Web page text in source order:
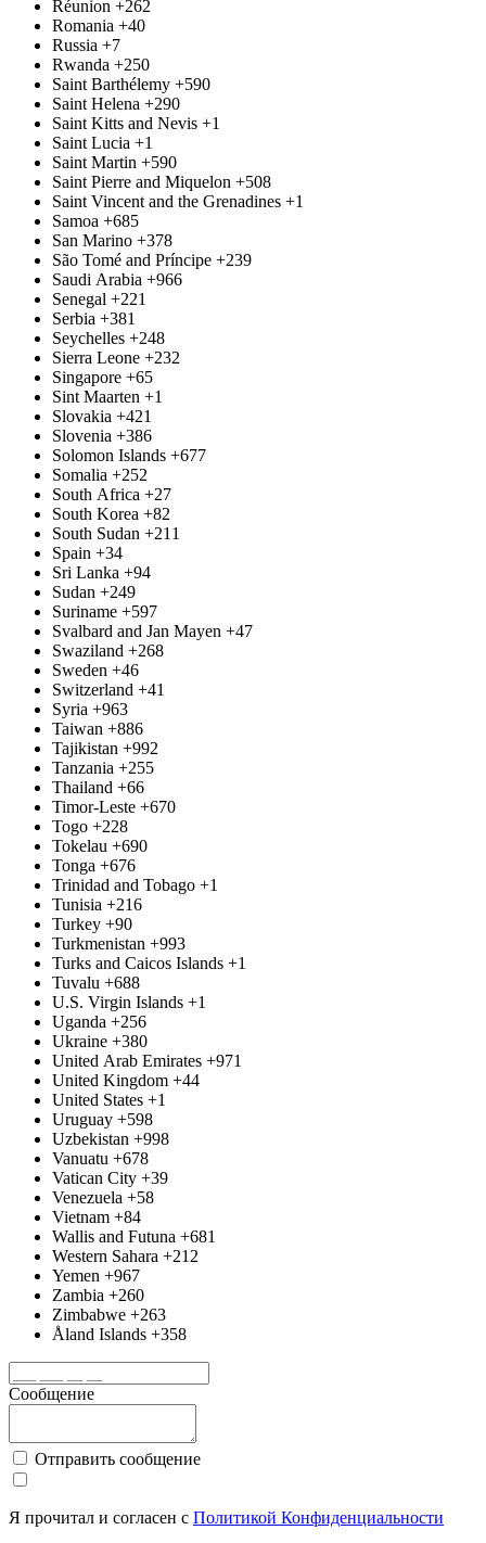
Réunion +262
Romania +40
Russia +7
Rwanda +250
Saint Barthélemy +590
Saint Helena +290
Saint Kitts and Nevis +1
Saint Lucia +1
Saint Martin +590
Saint Pierre and Miquelon +508
Saint Vincent and the Grenadines +1
Samoa +685
San Marino +378
São Tomé and Príncipe +239
Saudi Arabia +966
Senegal +221
Serbia +381
Seychelles +248
Sierra Leone +232
Singapore +65
Sint Maarten +1
Slovakia +421
Slovenia +386
Solomon Islands +677
Somalia +252
South Africa +27
South Korea +82
South Sudan +211
Spain +34
Sri Lanka +94
Sudan +249
Suriname +597
Svalbard and Jan Mayen +47
Swaziland +268
Sweden +46
Switzerland +41
Syria +963
Taiwan +886
Tajikistan +992
Tanzania +255
Thailand +66
Timor-Leste +670
Togo +228
Tokelau +690
Tonga +676
Trinidad and Tobago +1
Tunisia +216
Turkey +90
Turkmenistan +993
Turks and Caicos Islands +1
Tuvalu +688
U.S. Virgin Islands +1
Uganda +256
Ukraine +380
United Arab Emirates +971
United Kingdom +44
United States +1
Uruguay +598
Uzbekistan +998
Vanuatu +678
Vatican City +39
Venezuela +58
Vietnam +84
Wallis and Futuna +681
Western Sahara +212
Yemen +967
Zambia +260
Zimbabwe +263
Åland Islands +358
Сообщение
Отправить сообщение
Я прочитал и согласен с Политикой Конфиденциальности